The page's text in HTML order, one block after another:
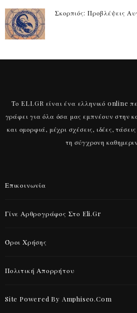
Σκορπιός: Προβλέψεις
Το ELI.GR είναι ένα ελληνικό online
γράφει για όλα όσα μας εμπνέουν στην
και ομορφιά, μέχρι σχέσεις, ιδέες,
τη σύγχρονη
Επικοινωνία
Γίνε Αρθρογράφος Στο Eli.gr
Όροι Χρήσης
Πολιτική Απορρήτου
Site Powered By Amphiseo.com